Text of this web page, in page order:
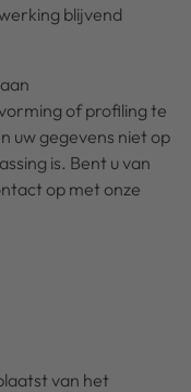
blijvend
of profiling te
uw gegevens niet op
is. Bent u van
op met onze
van het